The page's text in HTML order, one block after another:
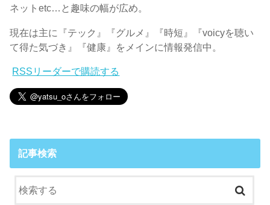
ネットetc…と趣味の幅が広め。
現在は主に『テック』『グルメ』『時短』『voicyを聴い
て得た気づき』『健康』をメインに情報発信中。
RSSリーダーで購読する
記事検索